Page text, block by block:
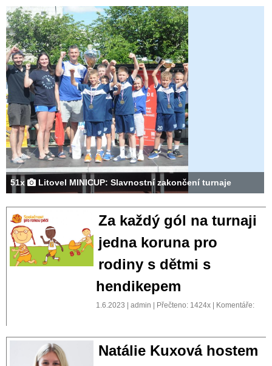
51x Litovel MINICUP: Slavnostní zakončení turnaje
Za každý gól na turnaji
jedna koruna pro
rodiny s dětmi s
hendikepem
1.6.2023 | admin | Přečteno: 1424x | Komentáře:
Natálie Kuxová hostem